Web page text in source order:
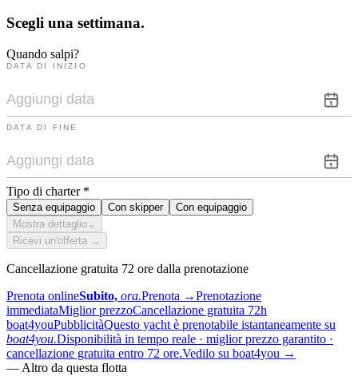
Scegli una settimana.
Quando salpi?
DATA DI INIZIO
DATA DI FINE
Tipo di charter *
Senza equipaggio Con skipper
Con equipaggio
Mostra dettaglio ⌄
Ricevi un'offerta →
Cancellazione gratuita 72 ore dalla prenotazione
Prenota onlineSubito, ora.Prenota →Prenotazione
immediataMiglior prezzoCancellazione gratuita 72h
boat4youPubblicitàQuesto yacht è prenotabile istantaneamente su
boat4you.Disponibilità in tempo reale · miglior prezzo garantito ·
cancellazione gratuita entro 72 ore.Vedilo su boat4you →
— Altro da questa flotta